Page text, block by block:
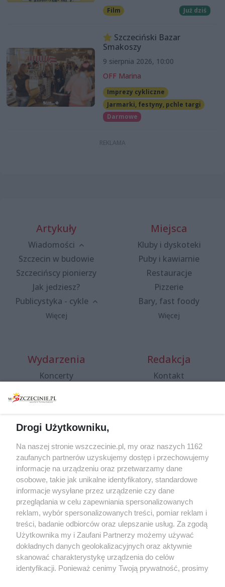
Film Już dziś
Szczeciński Bazar
Smakoszy
9 sierpnia 2026, 10:00
OFF Marina
Imprezy cykliczne
Jarmarki, festyny, pchle targi
Darmowe
Artykuły
Wiadomości
Szczecin w budowie
Szczecińscy pionierzy
Jak jedziesz?
Publicystyka - cykle
Więcej
Miejsca
Kluby i dyskoteki
Puby i kawiarnie
Restauracje
Pizzerie
Bary, fast foody
Więcej
Wydarzenia
Koncerty
Spacery i oprowadzania
targi
Wernisaże
Więcej
Redakcja
Kontakt
Specjalny koncert z okazji
20. urodzin portalu
wSzczecinie.pl
Regulamin konkursów
śniadaniówka "Hej
Szczecin! Jest piątek!"
Partnerzy
Praca Szczecin
Drogi Użytkowniku,
Na naszej stronie wszczecinie.pl, my oraz naszych 1162
zaufanych partnerów uzyskujemy dostęp i przechowujemy
informacje na urządzeniu oraz przetwarzamy dane
osobowe, takie jak unikalne identyfikatory, standardowe
informacje wysyłane przez urządzenie czy dane
przeglądania w celu zapewniania spersonalizowanych
reklam, wybór spersonalizowanych treści, pomiar reklam i
treści, badanie odbiorców oraz ulepszanie usług. Za zgodą
Użytkownika my i Zaufani Partnerzy możemy używać
dokładnych danych geolokalizacyjnych oraz aktywnie
skanować charakterystykę urządzenia do celów
identyfikacji. Ponieważ cenimy Twoją prywatność, prosimy